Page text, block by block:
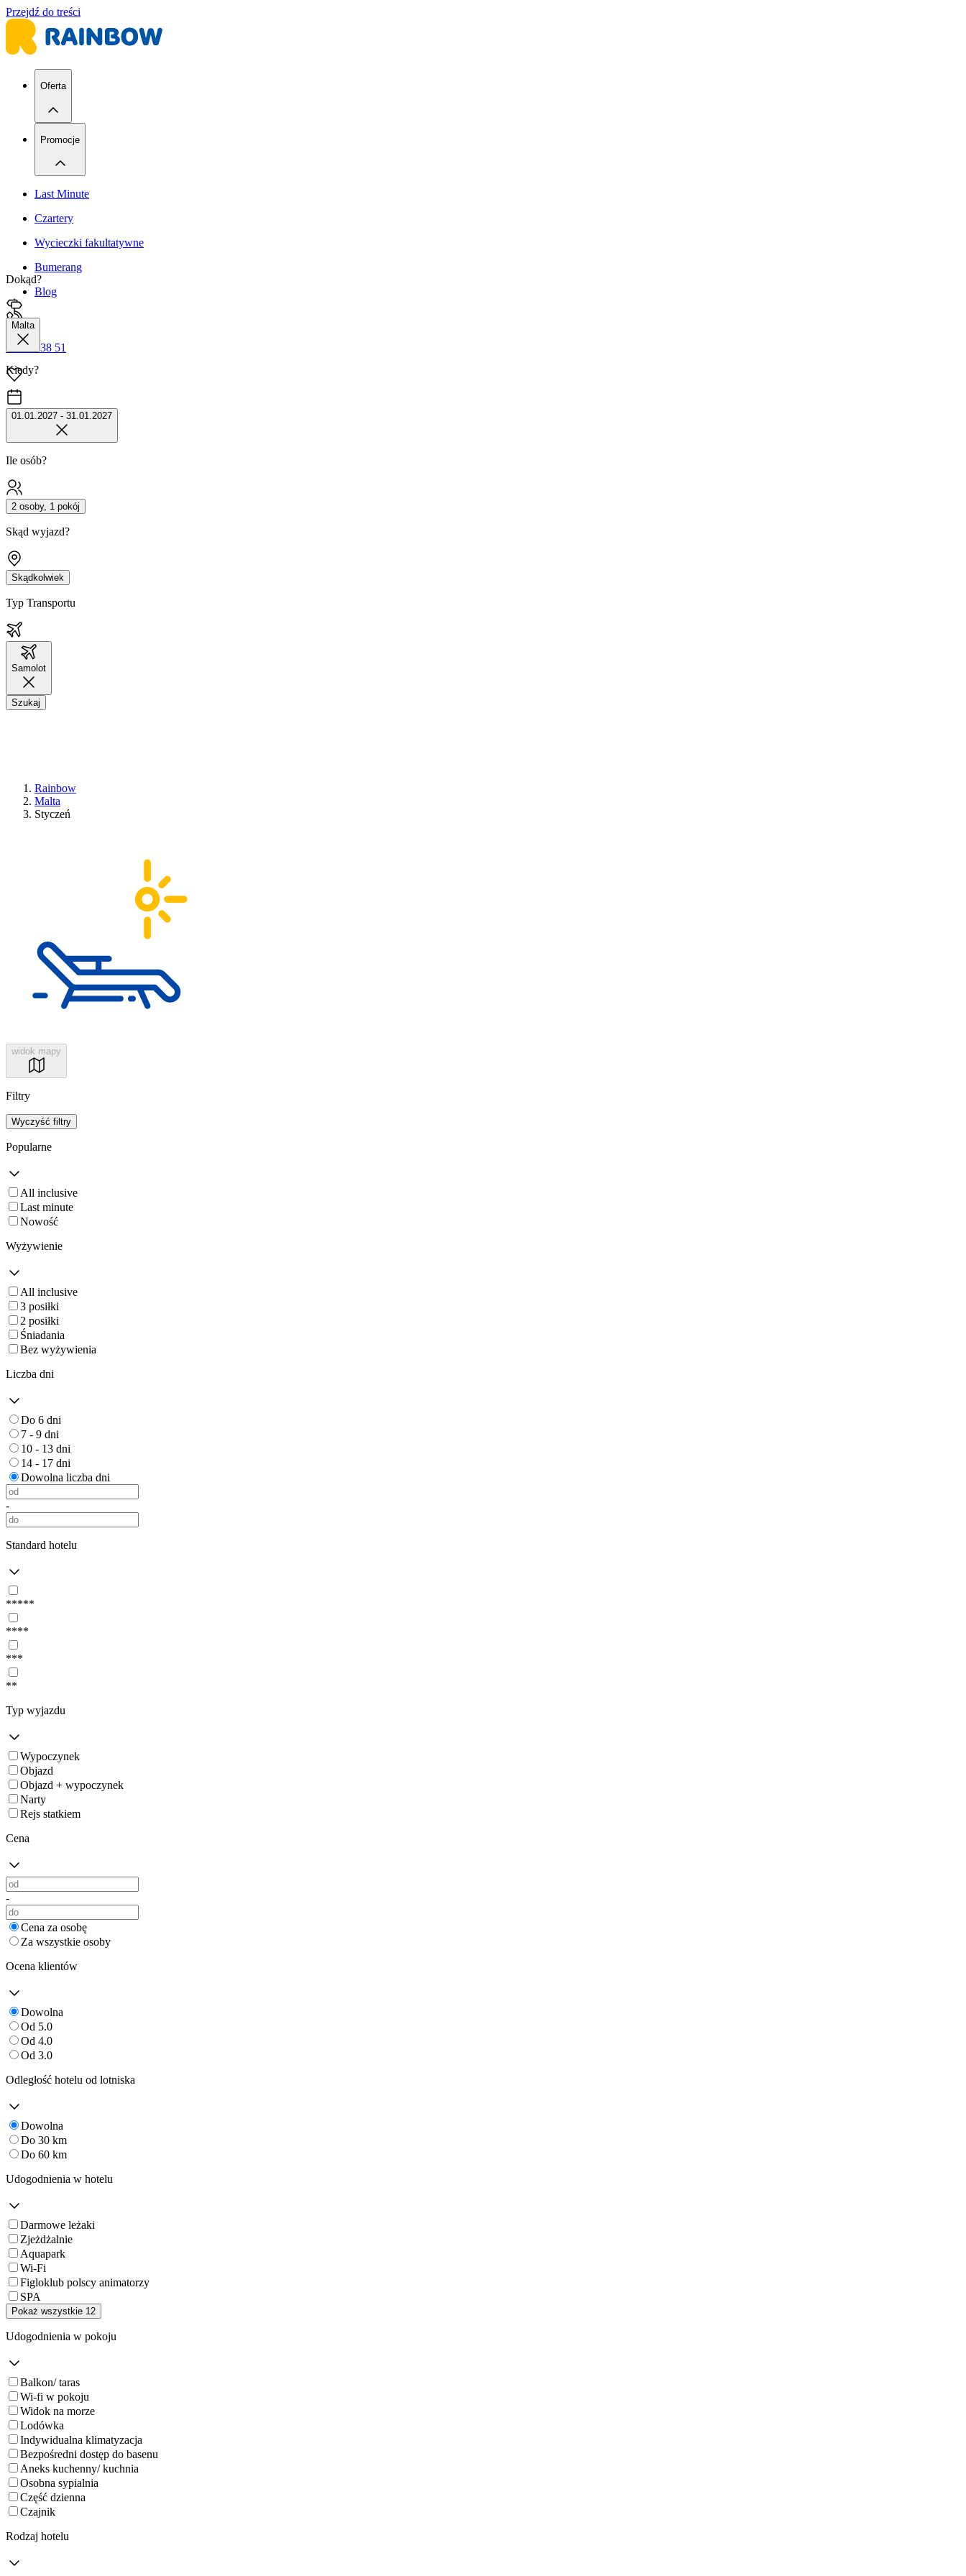
Przejdź do treści
Oferta
Promocje
Last Minute
Czartery
Wycieczki fakultatywne
Bumerang
Blog
42 680 38 51
Dokąd?
Malta
Kiedy?
01.01.2027 - 31.01.2027
Ile osób?
2 osoby, 1 pokój
Skąd wyjazd?
Skądkolwiek
Typ Transportu
Samolot
Szukaj
Rainbow
Malta
Styczeń
widok mapy
Filtry
Wyczyść filtry
Popularne
All inclusive
Last minute
Nowość
Wyżywienie
All inclusive
3 posiłki
2 posiłki
Śniadania
Bez wyżywienia
Liczba dni
Do 6 dni
7 - 9 dni
10 - 13 dni
14 - 17 dni
Dowolna liczba dni
-
Standard hotelu
*****
****
***
**
Typ wyjazdu
Wypoczynek
Objazd
Objazd + wypoczynek
Narty
Rejs statkiem
Cena
-
Cena za osobę
Za wszystkie osoby
Ocena klientów
Dowolna
Od 5.0
Od 4.0
Od 3.0
Odległość hotelu od lotniska
Dowolna
Do 30 km
Do 60 km
Udogodnienia w hotelu
Darmowe leżaki
Zjeżdżalnie
Aquapark
Wi-Fi
Figloklub polscy animatorzy
SPA
Pokaż wszystkie 12
Udogodnienia w pokoju
Balkon/ taras
Wi-fi w pokoju
Widok na morze
Lodówka
Indywidualna klimatyzacja
Bezpośredni dostęp do basenu
Aneks kuchenny/ kuchnia
Osobna sypialnia
Część dzienna
Czajnik
Rodzaj hotelu